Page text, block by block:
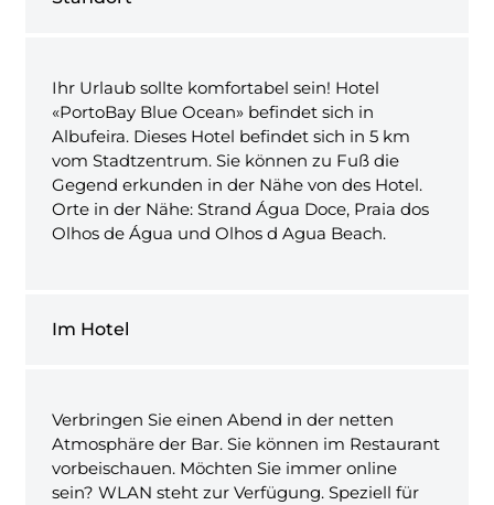
Ihr Urlaub sollte komfortabel sein! Hotel
«PortoBay Blue Ocean» befindet sich in
Albufeira. Dieses Hotel befindet sich in 5 km
vom Stadtzentrum. Sie können zu Fuß die
Gegend erkunden in der Nähe von des Hotel.
Orte in der Nähe: Strand Água Doce, Praia dos
Olhos de Água und Olhos d Agua Beach.
Im Hotel
Verbringen Sie einen Abend in der netten
Atmosphäre der Bar. Sie können im Restaurant
vorbeischauen. Möchten Sie immer online
sein? WLAN steht zur Verfügung. Speziell für